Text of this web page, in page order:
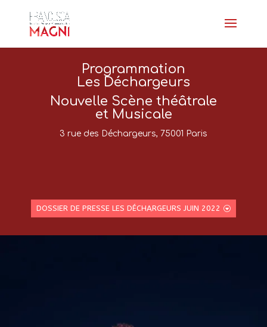
Programmation
Les Déchargeurs
Nouvelle Scène théâtrale
et Musicale
3 rue des Déchargeurs, 75001 Paris
DOSSIER DE PRESSE LES DÉCHARGEURS JUIN 2022